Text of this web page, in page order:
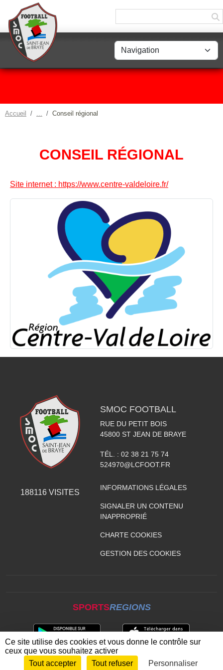
Accueil Conseil régional
CONSEIL RÉGIONAL
Site internet : https://www.centre-valdeloire.fr/
188116VISITES
SMOC FOOTBALL
RUE DU PETIT BOIS
45800 ST JEAN DE BRAYE
TÉL. : 02 38 21 75 74
524970@LCFOOT.FR
INFORMATIONS LÉGALES
SIGNALER UN CONTENU
INAPPROPRIÉ
CHARTE COOKIES
GESTION DES COOKIES
SPORTSREGIONS
Envie de participer ? CONNEXION
Panneau de gestion des cookies
Ce site utilise des cookies et vous donne le contrôle sur
ceux que vous souhaitez activer
Tout accepter
Tout refuser Personnaliser